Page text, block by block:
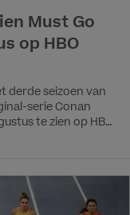
Must Go
op HBO
derde seizoen van
serie Conan
te zien op HBO
hij fans die hij
serie wordt